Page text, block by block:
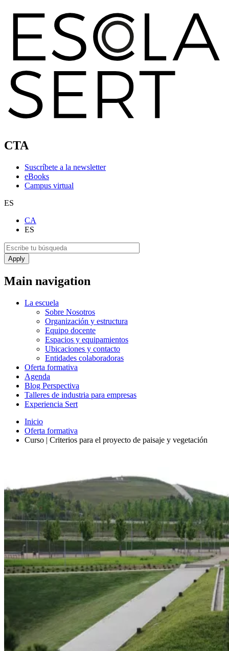
CTA
Suscríbete a la newsletter
eBooks
Campus virtual
ES
CA
ES
Main navigation
La escuela
Sobre Nosotros
Organización y estructura
Equipo docente
Espacios y equipamientos
Ubicaciones y contacto
Entidades colaboradoras
Oferta formativa
Agenda
Blog Perspectiva
Talleres de industria para empresas
Experiencia Sert
Inicio
Oferta formativa
Curso | Criterios para el proyecto de paisaje y vegetación